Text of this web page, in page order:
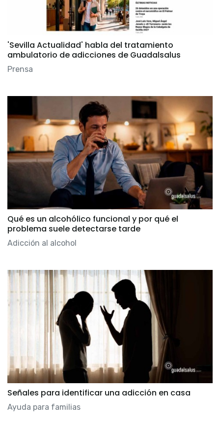
'Sevilla Actualidad' habla del tratamiento
ambulatorio de adicciones de Guadalsalus
Prensa
Qué es un alcohólico funcional y por qué el
problema suele detectarse tarde
Adicción al alcohol
Señales para identificar una adicción en casa
Ayuda para familias